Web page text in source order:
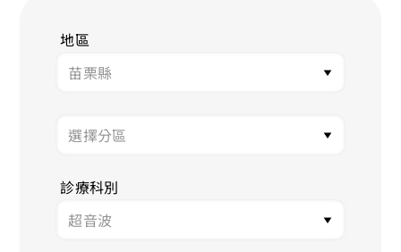
地區
診療科別